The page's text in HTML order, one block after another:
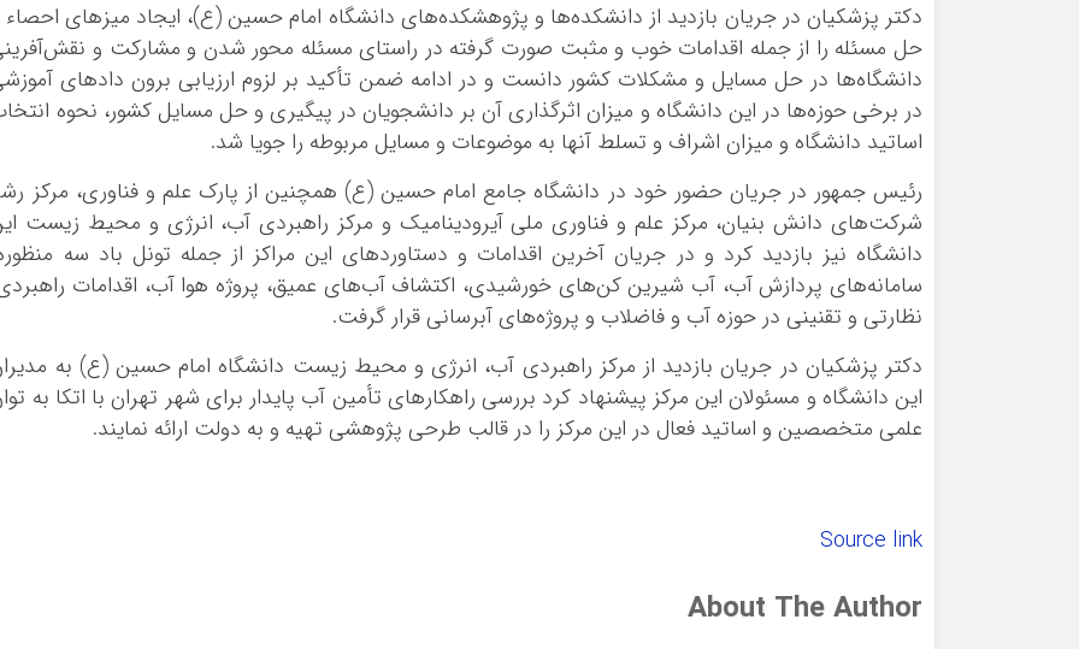
دکتر پزشکیان در جریان بازدید از دانشکده‌ها و پژوهشکده‌های دانشگاه امام حسین (ع)، ‌ایجاد میزهای
حل مسئله را از جمله اقدامات خوب و مثبت صورت گرفته در راستای مسئله محور شدن و مشارکت و
دانشگاه‌ها در حل مسایل و مشکلات کشور دانست و در ادامه ضمن تأکید بر لزوم ارزیابی برون دادهای
در برخی حوزه‌ها در این دانشگاه و میزان اثر‌گذاری آن بر دانشجویان در پیگیری و حل مسایل کشور، نحوه
اساتید دانشگاه و میزان اشراف و تسلط آنها به موضوعات و مسایل مربوطه را جویا شد.
رئیس جمهور در جریان حضور خود در دانشگاه جامع امام حسین (ع) همچنین از پارک علم و فناوری، مرکز
شرکت‌های دانش بنیان، مرکز علم و فناوری ملی آیرودینامیک و مرکز راهبردی آب، انرژی و محیط زیست
دانشگاه نیز بازدید کرد و در جریان آخرین اقدامات و دستاوردهای این مراکز از جمله تونل باد سه
سامانه‌های پردازش آب، آب شیرین کن‌های خورشیدی، اکتشاف آب‌های عمیق، پروژه هوا آب، اقدامات
نظارتی و تقنینی در حوزه آب و فاضلاب و پروژه‌های آبرسانی قرار گرفت.
دکتر پزشکیان در جریان بازدید از مرکز راهبردی آب، انرژی و محیط زیست دانشگاه امام حسین (ع) به
این دانشگاه و مسئولان این مرکز پیشنهاد کرد بررسی راهکارهای تأمین آب پایدار برای شهر تهران با اتکا به
علمی متخصصین و اساتید فعال در این مرکز را در قالب طرحی پژوهشی تهیه و به دولت ارائه نمایند.
Source link
About The Author